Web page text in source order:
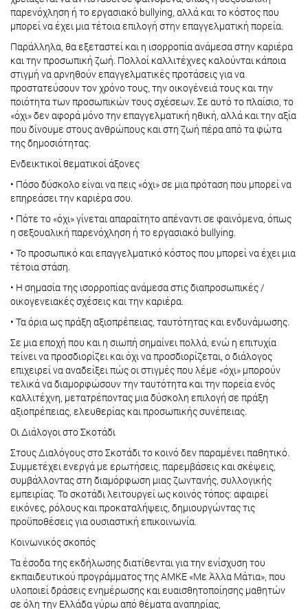
παρενόχληση ή το εργασιακό bullying, αλλά και το κόστος που
μπορεί να έχει μια τέτοια επιλογή στην επαγγελματική πορεία.
Παράλληλα, θα εξεταστεί και η ισορροπία ανάμεσα στην καριέρα
και την προσωπική ζωή. Πολλοί καλλιτέχνες καλούνται κάποια
στιγμή να αρνηθούν επαγγελματικές προτάσεις για να
προστατεύσουν τον χρόνο τους, την οικογένειά τους και την
ποιότητα των προσωπικών τους σχέσεων. Σε αυτό το πλαίσιο, το
«όχι» δεν αφορά μόνο την επαγγελματική ηθική, αλλά και την αξία
που δίνουμε στους ανθρώπους και στη ζωή πέρα από τα φώτα
της δημοσιότητας.
Ενδεικτικοί θεματικοί άξονες
• Πόσο δύσκολο είναι να πεις «όχι» σε μια πρόταση που μπορεί να
επηρεάσει την καριέρα σου.
• Πότε το «όχι» γίνεται απαραίτητο απέναντι σε φαινόμενα, όπως
η σεξουαλική παρενόχληση ή το εργασιακό bullying.
• Το προσωπικό και επαγγελματικό κόστος που μπορεί να έχει μια
τέτοια στάση.
• Η σημασία της ισορροπίας ανάμεσα στις διαπροσωπικές /
οικογενειακές σχέσεις και την καριέρα.
• Τα όρια ως πράξη αξιοπρέπειας, ταυτότητας και ενδυνάμωσης.
Σε μια εποχή που και η σιωπή σημαίνει πολλά, ενώ η επιτυχία
τείνει να προσδιορίζει και όχι να προσδιορίζεται, ο διάλογος
επιχειρεί να αναδείξει πώς οι στιγμές που λέμε «όχι» μπορούν
τελικά να διαμορφώσουν την ταυτότητα και την πορεία ενός
καλλιτέχνη, μετατρέποντας μια δύσκολη επιλογή σε πράξη
αξιοπρέπειας, ελευθερίας και προσωπικής συνέπειας.
Οι Διάλογοι στο Σκοτάδι
Στους Διαλόγους στο Σκοτάδι το κοινό δεν παραμένει παθητικό.
Συμμετέχει ενεργά με ερωτήσεις, παρεμβάσεις και σκέψεις,
συμβάλλοντας στη διαμόρφωση μιας ζωντανής, συλλογικής
εμπειρίας. Το σκοτάδι λειτουργεί ως κοινός τόπος: αφαιρεί
εικόνες, ρόλους και προκαταλήψεις, δημιουργώντας τις
προϋποθέσεις για ουσιαστική επικοινωνία.
Κοινωνικός σκοπός
Τα έσοδα της εκδήλωσης διατίθενται για την ενίσχυση του
εκπαιδευτικού προγράμματος της ΑΜΚΕ «Με Άλλα Μάτια», που
υλοποιεί δράσεις ενημέρωσης και ευαισθητοποίησης μαθητών
σε όλη την Ελλάδα γύρω από θέματα αναπηρίας,